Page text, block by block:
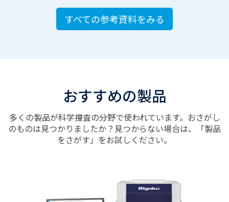
すべての参考資料をみる
おすすめの製品
多くの製品が科学捜査の分野で使われています。おさがし
のものは見つかりましたか？見つからない場合は、「製品
をさがす」をお試しください。